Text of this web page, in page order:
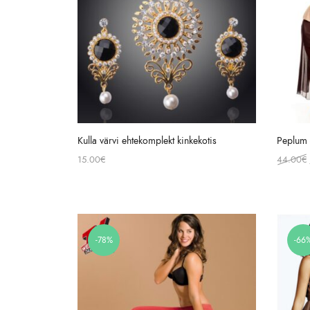
Kulla värvi ehtekomplekt kinkekotis
15.00€
44.00€
-78% -